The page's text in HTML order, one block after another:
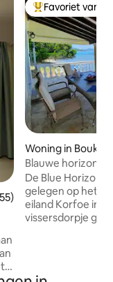
beoordeling van
Topfavoriet van
Favoriet van
Woning in Boukari
Blauwe horizon
De Blue Horizon
gelegen op het
eiland Korfoe in
vissersdorpje